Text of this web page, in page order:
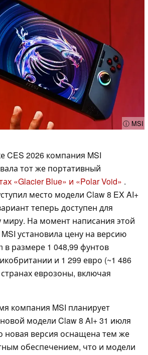
ⓘ MSI
CES 2026 компания MSI
тот же портативный
«Glacier Blue» и «Polar Void» .
место модели Claw 8 EX AI+
теперь доступен для
миру. На момент написания этой
установила цену на версию
в размере 1 048,99 фунтов
и 1 299 евро (~1 486
еврозоны, включая
компания MSI планирует
модели Claw 8 AI+ 31 июля
новая версия оснащена тем же
обеспечением, что и модели